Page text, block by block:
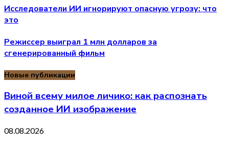
Исследователи ИИ игнорируют опасную угрозу: что
это
Режиссер выиграл 1 млн долларов за
сгенерированный фильм
Новые публикации
Виной всему милое личико: как распознать
созданное ИИ изображение
08.08.2026